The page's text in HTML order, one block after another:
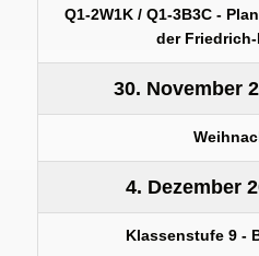
Q1-2W1K / Q1-3B3C -
der
30. November
4. Dezember
Klassenstufe 9 -